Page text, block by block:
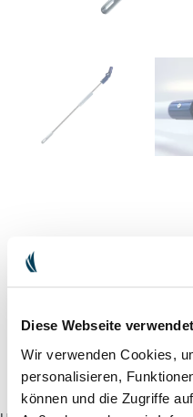
Diese Webseite
Wir verwenden Cookies,
personalisieren,
können und die Zugriffe
TELESCOPSTELEN
De kleine armverlenging
Onze telescoopstang is
m en maakt van het lappen
ramen of serres.